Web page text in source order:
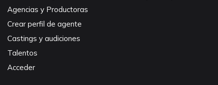
Agencias y Productoras
Crear perfil de agente
Castings y audiciones
Talentos
Acceder